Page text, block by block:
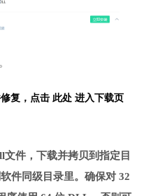
复， 点击 此处 进入下载页
件，下载并拷贝到指定目
件同级目录里。确保对 32